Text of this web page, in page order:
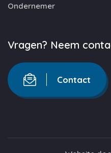
Ondernemer
Vragen? Neem
Contact